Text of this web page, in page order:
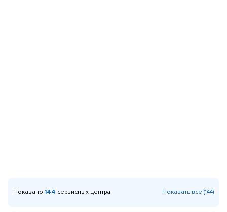
Показано 144 сервисных центра Показать все (144)